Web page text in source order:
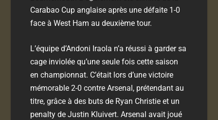
Carabao Cup anglaise après une défaite 1-0
face à West Ham au deuxième tour.
L’équipe d’Andoni Iraola n’a réussi à garder sa
cage inviolée qu’une seule fois cette saison
en championnat. C’était lors d’une victoire
mémorable 2-0 contre Arsenal, prétendant au
titre, grâce à des buts de Ryan Christie et un
penalty de Justin Kluivert. Arsenal avait joué